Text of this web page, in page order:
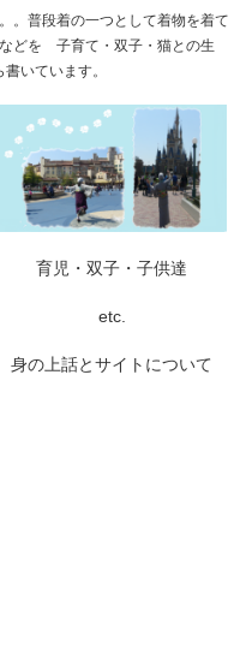
。普段着の一つとして着物を着て
どを 子育て・双子・猫との生
いています。
育児・双子・子供達
etc.
身の上話とサイトについて